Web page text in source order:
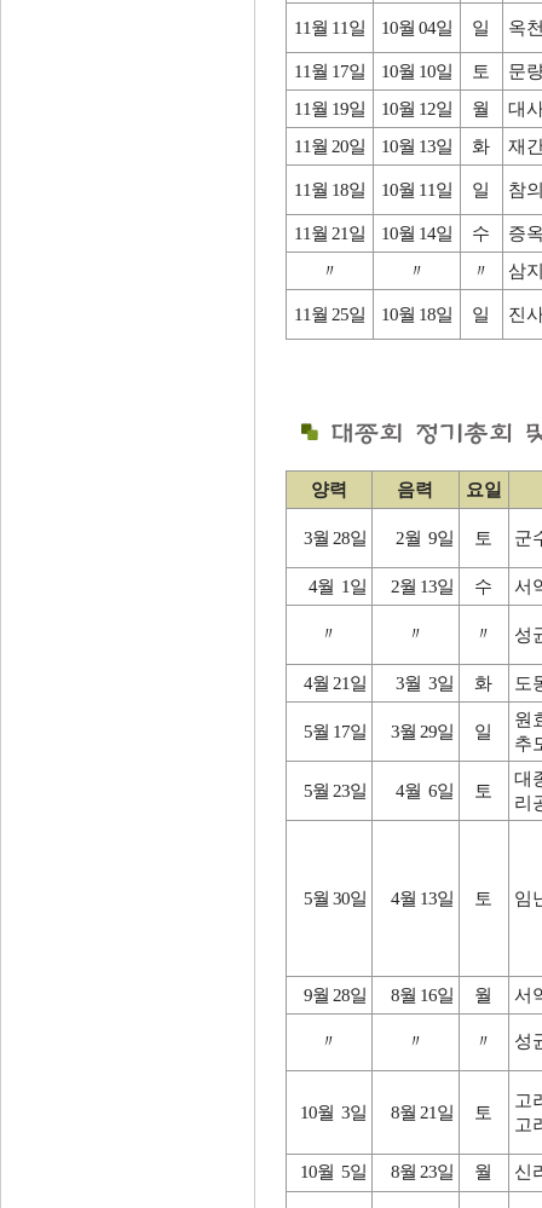
11월 11일 10월 04일 일 옥
11월 17일 10월 10일 토
문
11월 19일
10월 12일 월
대
11월 20일
10월 13일 화 재
11월 18일 10월 11일 일 참
11월 21일 10월 14일 수
증
〃
〃 〃 삼
11월 25일 10월 18일 일 진
양력 음력 요일
3월 28일 2월 9일 토 군
4월 1일 2월 13일 수 서
〃 〃 〃 성
4월 21일 3월 3일 화 도
5월 17일 3월 29일 일
원
추
5월 23일 4월 6일 토
대
리
5월 30일 4월 13일 토 임
9월 28일 8월 16일 월 서
〃 〃 〃 성
10월 3일 8월 21일 토
고
고
10월 5일 8월 23일 월 신